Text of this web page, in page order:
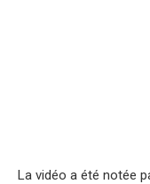
La vidéo a été notée